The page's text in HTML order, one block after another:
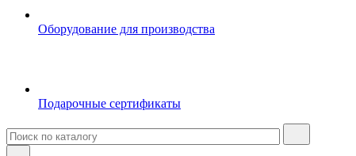
Оборудование для производства
Подарочные сертификаты